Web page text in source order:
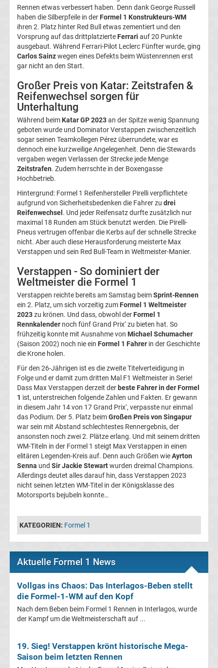
League
Ergebnisse
Conference
League
Erg.
Conference
League
Tabelle
Formel
1
Rennkalender
Transfergerüchte
WWE
News
Boxen
News
DAZN
Programm
&
Infos
Telekom
Eishockey
im
TV
Tabellen
Ergebnisse
La
Rennen etwas verbessert haben. Denn dank George Russell
haben die Silberpfeile in der Formel 1 Konstrukteurs-WM
ihren 2. Platz hinter Red Bull etwas zementiert und den
Vorsprung auf das drittplatzierte Ferrari auf 20 Punkte
ausgebaut. Während Ferrari-Pilot Leclerc Fünfter wurde, ging
Carlos Sainzwegen eines Defekts beim Wüstenrennen erst
gar nicht an den Start.
Großer Preis von Katar: Zeitstrafen &
Reifenwechsel sorgen für
Unterhaltung
Während beim Katar GP 2023an der Spitze wenig Spannung
geboten wurde und Dominator Verstappen zwischenzeitlich
sogar seinen Teamkollegen Pérez überrundete, war es
dennoch eine kurzweilige Angelegenheit. Denn die Stewards
vergaben wegen Verlassen der Strecke jede Menge
Zeitstrafen. Zudem herrschte in der Boxengasse
Hochbetrieb.
Hintergrund: Formel 1 Reifenhersteller Pirelli verpflichtete
aufgrund von Sicherheitsbedenken die Fahrer zu drei
Reifenwechsel. Und jeder Reifensatz durfte zusätzlich nur
maximal 18 Runden am Stück benutzt werden. Die Pirelli-
Pneus vertrugen offenbar die Kerbs auf der schnelle Strecke
nicht. Aber auch diese Herausforderung meisterte Max
Verstappen und sein Red Bull-Team in Weltmeister-Manier.
Verstappen - So dominiert der
Weltmeister die Formel 1
Verstappen reichte bereits am Samstag beimSprint-Rennen
ein 2. Platz, um sich vorzeitig zum Formel 1 Weltmeister
2023zu krönen. Und dass, obwohl der Formel 1
Rennkalender noch fünf Grand Prix‘ zu bieten hat. So
frühzeitig konnte mit Ausnahme von Michael Schumacher
(Saison 2002) noch nie ein Formel 1 Fahrer in der Geschichte
die Krone holen.
Für den 26-Jährigen ist es die zweite Titelverteidigung in
Folge und er damit zum dritten Mal F1 Weltmeister in Serie!
Dass Max Verstappen derzeit derbeste Fahrer in der Formel
1 ist, unterstreichen folgende Zahlen und Fakten. Er gewann
in diesem Jahr 14 von 17 Grand Prix‘, verpasste nur einmal
das Podium. Der 5. Platz beimGroßen Preis von Singapur
war sein mit Abstand schlechtestes Rennergebnis, der
ansonsten noch zwei 2. Plätze erlang. Und mit seinem dritten
WM-Titeln in der Formel 1 steigt Max Verstappen in einen
elitären Legenden-Kreis auf. Denn auch Größen wieAyrton
Senna und Sir Jackie Stewartwurden dreimal Champions.
Allerdings deutet alles darauf hin, dass Verstappen 2023
nicht seinen letzten WM-Titel in der Königsklasse des
Motorsports bejubeln konnte…
KATEGORIEN: Formel 1
Aktuelle Formel 1 News
Vollgas ins Chaos: Das Interlagos-Beben stellt
die Formel-1-WM auf den Kopf
Nach dem Beben beim Formel 1 Rennen in Interlagos, wurde
der Kampf um die Weltmeisterschaft auf ...
19. Sieg! Verstappen krönt historische Mega-
Saison beim letzten Rennen